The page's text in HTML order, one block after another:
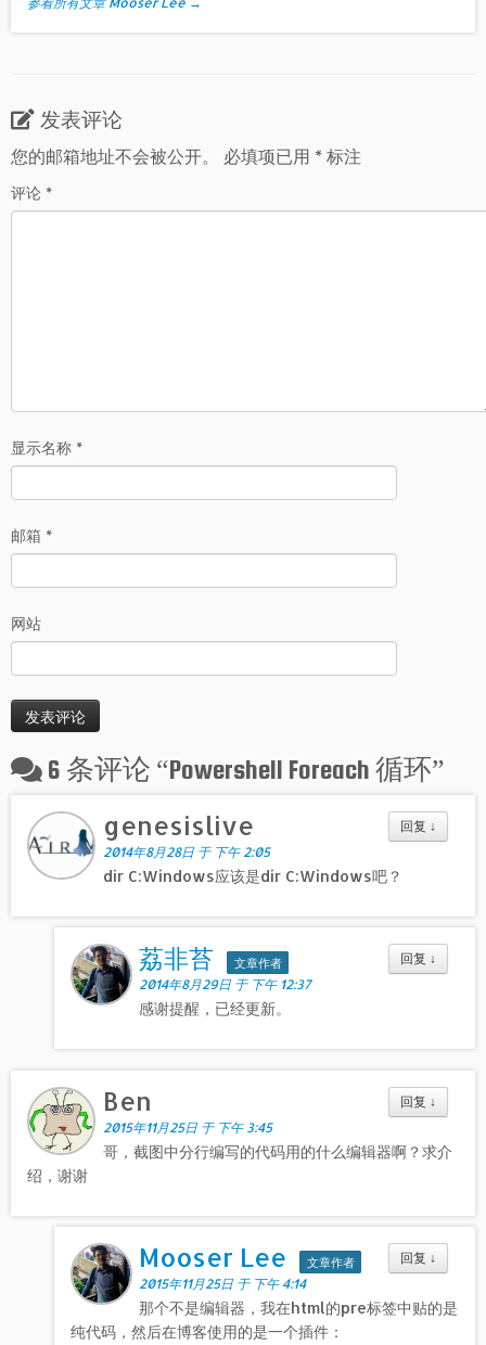
发表评论
您的邮箱地址不会被公开。
必填项已用 *标注
评论 *
显示名称 *
邮箱 *
网站
6 条评论 “Powershell Foreach 循环”
回复 ↓
genesislive
2014年8月28日 于 下午 2:05
dir C:Windows应该是dir C:Windows吧？
回复 ↓
荔非苔
文章作者
2014年8月29日 于 下午 12:37
感谢提醒，已经更新。
回复 ↓
Ben
2015年11月25日 于 下午 3:45
哥，截图中分行编写的代码用的什么编辑器啊？求介
绍，谢谢
回复 ↓
Mooser Lee
文章作者
2015年11月25日 于 下午 4:14
那个不是编辑器，我在html的pre标签中贴的是
纯代码，然后在博客使用的是一个插件：